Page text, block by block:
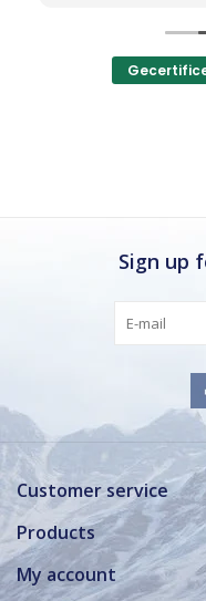
gevonden, waar
aanpassing het
gemaakt.
Sign up
Customer service
Products
My account